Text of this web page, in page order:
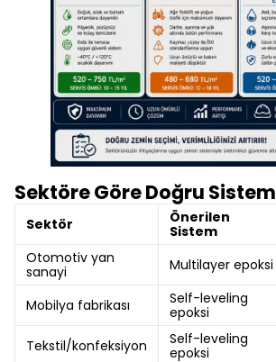
Sektöre Göre Doğru Sistem
Sektör
Önerilen
Sistem
Otomotiv yan
sanayi
Multilayer epoksi
Mobilya fabrikası
Self-leveling
epoksi
Tekstil/konfeksiyon
Self-leveling
epoksi